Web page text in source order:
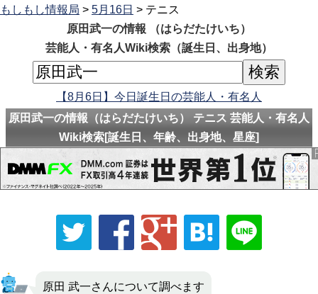
もしもし情報局 > 5月16日 > テニス
原田武一の情報 （はらだたけいち）
芸能人・有名人Wiki検索（誕生日、出身地）
【8月6日】今日誕生日の芸能人・有名人
原田武一の情報（はらだたけいち） テニス 芸能人・有名人
Wiki検索[誕生日、年齢、出身地、星座]
原田 武一さんについて調べます